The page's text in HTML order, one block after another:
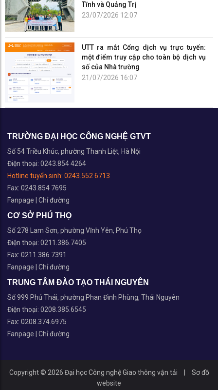
Tĩnh và Quảng Trị
23/07/2026 12:07
UTT ra mắt Cổng dịch vụ trực tuyến:
một điểm truy cập cho toàn bộ dịch vụ
số của Nhà trường
21/07/2026 16:07
TRƯỜNG ĐẠI HỌC CÔNG NGHỆ GTVT
Số 54 Triều Khúc, phường Thanh Liệt, Hà Nội
Điện thoại: 0243.854 4264
Hotline tuyển sinh: 0243.552 6713
Fax: 0243.854 7695
Fanpage | Chỉ đường
CƠ SỞ PHÚ THỌ
Số 278 Lam Sơn, phường Vĩnh Yên, Phú Thọ
Điện thoại: 0211.386.7405
Fax: 0211.386.7391
Fanpage | Chỉ đường
TRUNG TÂM ĐÀO TẠO THÁI NGUYÊN
Số 999 Phú Thái, phường Phan Đình Phùng, Thái Nguyên
Điện thoại: 0208.385.6545
Fax: 0208.374.6975
Fanpage | Chỉ đường
Copyright © 2026 Đại học Công nghệ Giao thông vận tải |
Sơ đồ
website